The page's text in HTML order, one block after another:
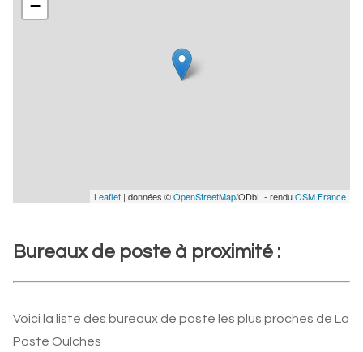
−
Leaflet | données ©OpenStreetMap/ODbL - renduOSM France
Bureaux de poste à proximité :
Voici la liste des bureaux de poste les plus proches de La
Poste Oulches